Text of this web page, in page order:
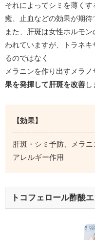
それによってシミを薄く
癒、止血などの効果が期待
また、肝斑は女性ホルモ
われていますが、トラネ
るのではなく
メラニンを作り出すメラノ
果を発揮して肝斑を改善し
【効果】
肝斑・シミ予防、メラ
アレルギー作用
トコフェロール酢酸